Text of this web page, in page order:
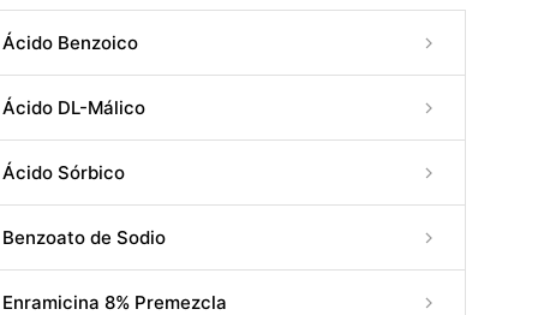
Ácido Benzoico
Ácido DL-Málico
Ácido Sórbico
Benzoato de Sodio
Enramicina 8% Premezcla